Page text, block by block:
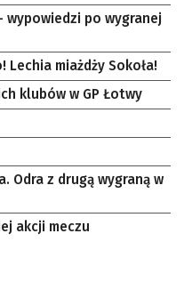
wypowiedzi po wygranej
Lechia miażdży Sokoła!
klubów w GP Łotwy
Odra z drugą wygraną w
akcji meczu